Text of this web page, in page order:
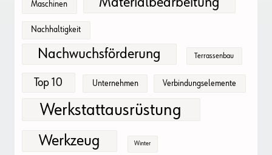
Maschinen
Nachhaltigkeit
Nachwuchsförderung Terrassenbau
Top 10 Unternehmen Verbindungselemente
Werkstattausrüstung
Werkzeug Winter